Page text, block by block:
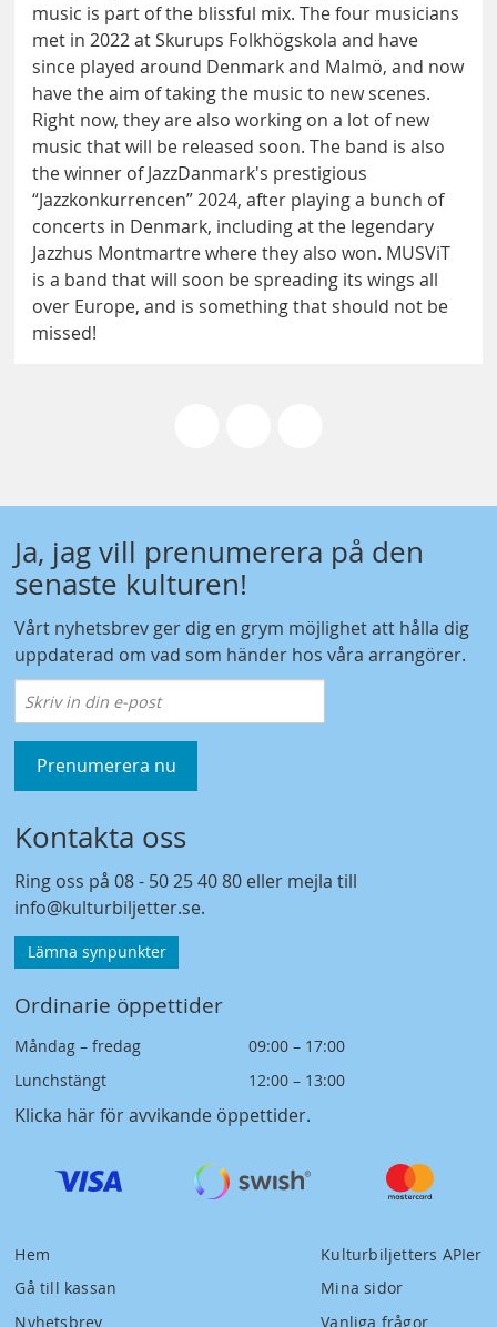
music is part of the blissful mix. The four musicians
met in 2022 at Skurups Folkhögskola and have
since played around Denmark and Malmö, and now
have the aim of taking the music to new scenes.
Right now, they are also working on a lot of new
music that will be released soon. The band is also
the winner of JazzDanmark's prestigious
“Jazzkonkurrencen” 2024, after playing a bunch of
concerts in Denmark, including at the legendary
Jazzhus Montmartre where they also won. MUSViT
is a band that will soon be spreading its wings all
over Europe, and is something that should not be
missed!
Ja, jag vill prenumerera på den
senaste kulturen!
Vårt nyhetsbrev ger dig en grym möjlighet att hålla dig
uppdaterad om vad som händer hos våra arrangörer.
Prenumerera nu
Kontakta oss
Ring oss på08 - 50 25 40 80 eller mejla till
info@kulturbiljetter.se.
Lämna synpunkter
Ordinarie öppettider
Måndag – fredag
09:00 – 17:00
Lunchstängt
12:00 – 13:00
Klicka här för avvikande öppettider.
Hem
Gå till kassan
Nyhetsbrev
Kulturbiljetters APIer
Mina sidor
Vanliga frågor